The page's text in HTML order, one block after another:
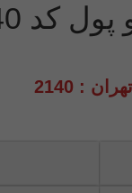
کد 2140
: 2140